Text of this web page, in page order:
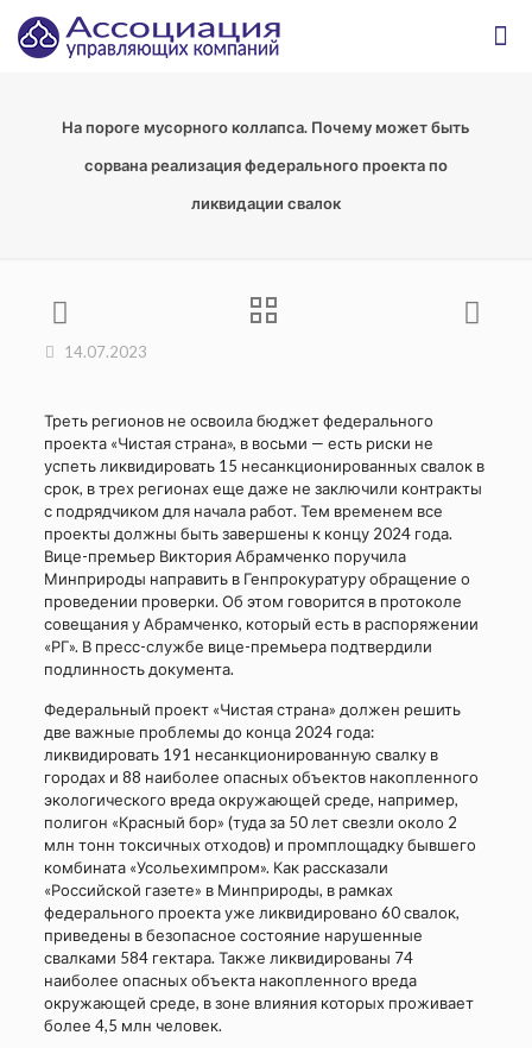
На пороге мусорного коллапса. Почему может быть
сорвана реализация федерального проекта по
ликвидации свалок
14.07.2023
Треть регионов не освоила бюджет федерального
проекта «Чистая страна», в восьми — есть риски не
успеть ликвидировать 15 несанкционированных свалок в
срок, в трех регионах еще даже не заключили контракты
с подрядчиком для начала работ. Тем временем все
проекты должны быть завершены к концу 2024 года.
Вице-премьер Виктория Абрамченко поручила
Минприроды направить в Генпрокуратуру обращение о
проведении проверки. Об этом говорится в протоколе
совещания у Абрамченко, который есть в распоряжении
«РГ». В пресс-службе вице-премьера подтвердили
подлинность документа.
Федеральный проект «Чистая страна» должен решить
две важные проблемы до конца 2024 года:
ликвидировать 191 несанкционированную свалку в
городах и 88 наиболее опасных объектов накопленного
экологического вреда окружающей среде, например,
полигон «Красный бор» (туда за 50 лет свезли около 2
млн тонн токсичных отходов) и промплощадку бывшего
комбината «Усольехимпром». Как рассказали
«Российской газете» в Минприроды, в рамках
федерального проекта уже ликвидировано 60 свалок,
приведены в безопасное состояние нарушенные
свалками 584 гектара. Также ликвидированы 74
наиболее опасных объекта накопленного вреда
окружающей среде, в зоне влияния которых проживает
более 4,5 млн человек.